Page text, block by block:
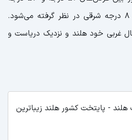
شمالی و طول‌های ۳ و ۸ درجه شرقی در نظر گرفته می‌شود.
غربی خود هلند و نزدیک دریاست و
هلند - پایتخت کشور هلند زیباترین